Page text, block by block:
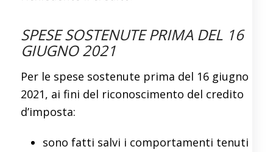
SPESE SOSTENUTE PRIMA DEL 16
GIUGNO 2021
Per le spese sostenute prima del 16 giugno
2021, ai fini del riconoscimento del credito
d’imposta:
sono fatti salvi i comportamenti tenuti